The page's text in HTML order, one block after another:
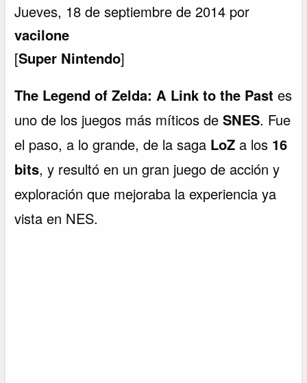
Jueves, 18 de septiembre de 2014 por
vacilone
[Super Nintendo]
The Legend of Zelda: A Link to the Past es
uno de los juegos más míticos deSNES. Fue
el paso, a lo grande, de la saga LoZ a los 16
bits, y resultó en un gran juego de acción y
exploración que mejoraba la experiencia ya
vista en NES.